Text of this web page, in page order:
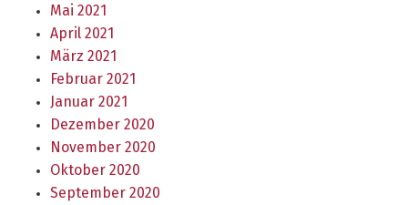
Mai 2021
April 2021
März 2021
Februar 2021
Januar 2021
Dezember 2020
November 2020
Oktober 2020
September 2020